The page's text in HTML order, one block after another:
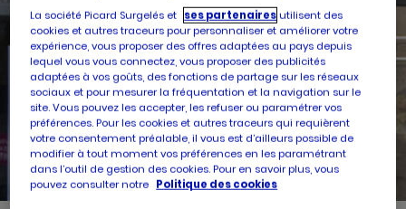
Services
RECHERCHERUN
POINT
VENTE
PICARD
La société Picard Surgelés et ses partenairesutilisent des
cookies et autres traceurs pour personnaliser et améliorer votre
expérience, vous proposer des offres adaptées au pays depuis
lequel vous vous connectez, vous proposer des publicités
adaptées à vos goûts, des fonctions de partage sur les réseaux
sociaux et pour mesurer la fréquentation et la navigation sur le
site. Vous pouvez les accepter, les refuser ou paramétrer vos
préférences. Pour les cookies et autres traceurs qui requièrent
votre consentement préalable, il vous est d’ailleurs possible de
modifier à tout moment vos préférences en les paramétrant
dans l’outil de gestion des cookies. Pour en savoir plus, vous
pouvez consulter notre Politique des cookies